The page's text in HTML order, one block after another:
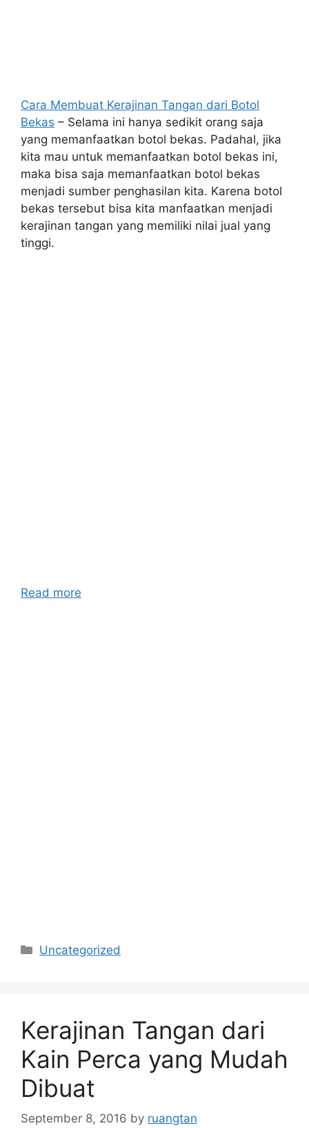
Cara Membuat Kerajinan Tangan dari Botol
Bekas – Selama ini hanya sedikit orang saja
yang memanfaatkan botol bekas. Padahal, jika
kita mau untuk memanfaatkan botol bekas ini,
maka bisa saja memanfaatkan botol bekas
menjadi sumber penghasilan kita. Karena botol
bekas tersebut bisa kita manfaatkan menjadi
kerajinan tangan yang memiliki nilai jual yang
tinggi.
Read more
Categories
Uncategorized
Kerajinan Tangan dari
Kain Perca yang Mudah
Dibuat
September 8, 2016 by ruangtan